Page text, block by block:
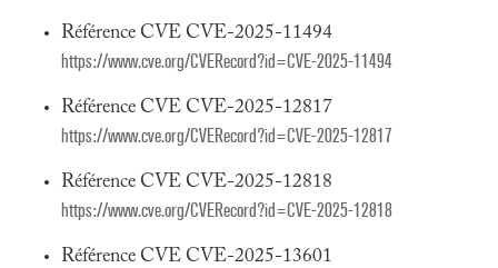
Référence CVE CVE-2025-11494
https://www.cve.org/CVERecord?id=CVE-2025-11494
Référence CVE CVE-2025-12817
https://www.cve.org/CVERecord?id=CVE-2025-12817
Référence CVE CVE-2025-12818
https://www.cve.org/CVERecord?id=CVE-2025-12818
Référence CVE CVE-2025-13601